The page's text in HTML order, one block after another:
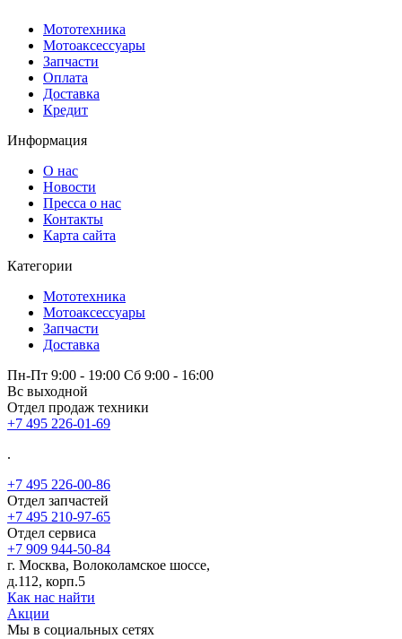
Мототехника
Мотоаксессуары
Запчасти
Оплата
Доставка
Кредит
Информация
О нас
Новости
Пресса о нас
Контакты
Карта сайта
Категории
Мототехника
Мотоаксессуары
Запчасти
Доставка
Пн-Пт 9:00 - 19:00 Сб 9:00 - 16:00
Вс выходной
Отдел продаж техники
+7 495 226-01-69
.
+7 495 226-00-86
Отдел запчастей
+7 495 210-97-65
Отдел сервиса
+7 909 944-50-84
г. Москва, Волоколамское шоссе,
д.112, корп.5
Как нас найти
Акции
Мы в социальных сетях